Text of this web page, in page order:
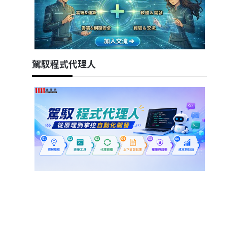
駕馭程式代理人